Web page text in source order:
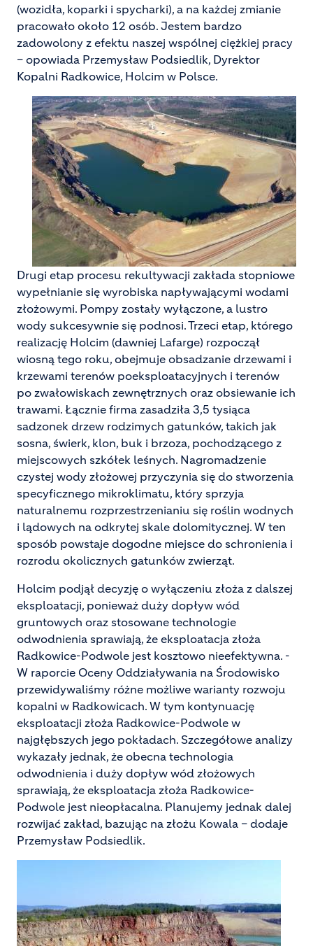
(wozidła, koparki i spycharki), a na każdej zmianie
pracowało około 12 osób. Jestem bardzo
zadowolony z efektu naszej wspólnej ciężkiej pracy
– opowiada Przemysław Podsiedlik, Dyrektor
Kopalni Radkowice, Holcim w Polsce.
Drugi etap procesu rekultywacji zakłada stopniowe
wypełnianie się wyrobiska napływającymi wodami
złożowymi. Pompy zostały wyłączone, a lustro
wody sukcesywnie się podnosi. Trzeci etap, którego
realizację Holcim (dawniej Lafarge) rozpoczął
wiosną tego roku, obejmuje obsadzanie drzewami i
krzewami terenów poeksploatacyjnych i terenów
po zwałowiskach zewnętrznych oraz obsiewanie ich
trawami. Łącznie firma zasadziła 3,5 tysiąca
sadzonek drzew rodzimych gatunków, takich jak
sosna, świerk, klon, buk i brzoza, pochodzącego z
miejscowych szkółek leśnych. Nagromadzenie
czystej wody złożowej przyczynia się do stworzenia
specyficznego mikroklimatu, który sprzyja
naturalnemu rozprzestrzenianiu się roślin wodnych
i lądowych na odkrytej skale dolomitycznej. W ten
sposób powstaje dogodne miejsce do schronienia i
rozrodu okolicznych gatunków zwierząt.
Holcim podjął decyzję o wyłączeniu złoża z dalszej
eksploatacji, ponieważ duży dopływ wód
gruntowych oraz stosowane technologie
odwodnienia sprawiają, że eksploatacja złoża
Radkowice-Podwole jest kosztowo nieefektywna. -
W raporcie Oceny Oddziaływania na Środowisko
przewidywaliśmy różne możliwe warianty rozwoju
kopalni w Radkowicach. W tym kontynuację
eksploatacji złoża Radkowice-Podwole w
najgłębszych jego pokładach. Szczegółowe analizy
wykazały jednak, że obecna technologia
odwodnienia i duży dopływ wód złożowych
sprawiają, że eksploatacja złoża Radkowice-
Podwole jest nieopłacalna. Planujemy jednak dalej
rozwijać zakład, bazując na złożu Kowala – dodaje
Przemysław Podsiedlik.